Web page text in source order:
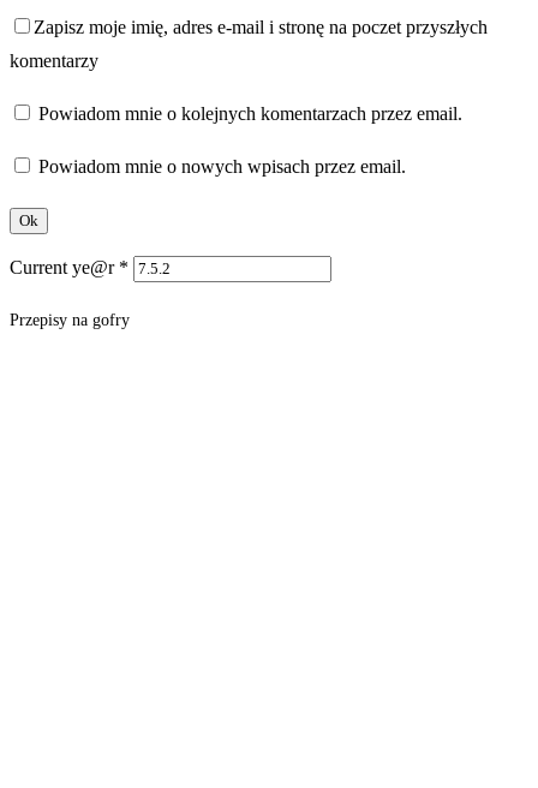
Zapisz moje imię, adres e-mail i stronę na poczet przyszłych
komentarzy
Powiadom mnie o kolejnych komentarzach przez email.
Powiadom mnie o nowych wpisach przez email.
Current ye@r *
Przepisy na gofry